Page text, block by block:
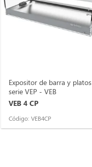
Expositor de barra y platos
serie VEP - VEB
VEB 4 CP
Código: VEB4CP